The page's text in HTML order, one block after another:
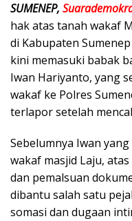
SUMENEP,
hak atas tanah wakaf
di Kabupaten
kini memasuki babak
Iwan Hariyanto, yang
wakaf ke Polres
terlapor setelah
Sebelumnya Iwan
wakaf masjid Laju,
dan pemalsuan
dibantu salah satu
somasi dan dugaan